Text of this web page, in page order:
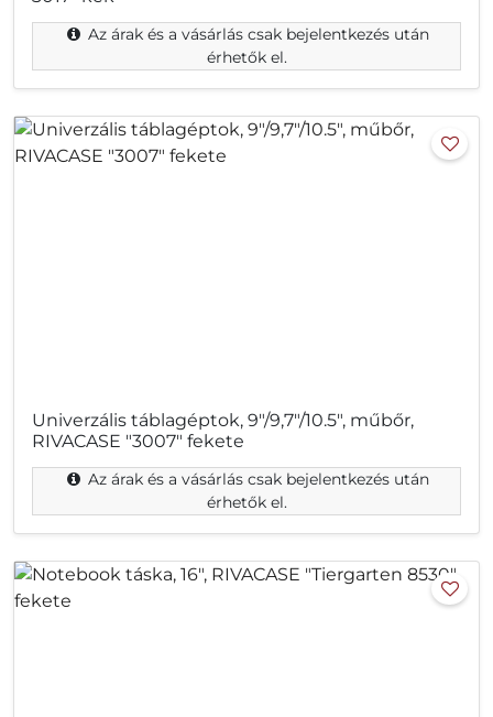
Az árak és a vásárlás csak bejelentkezés után
érhetők el.
Univerzális táblagéptok, 9"/9,7"/10.5", műbőr,
RIVACASE "3007" fekete
Az árak és a vásárlás csak bejelentkezés után
érhetők el.